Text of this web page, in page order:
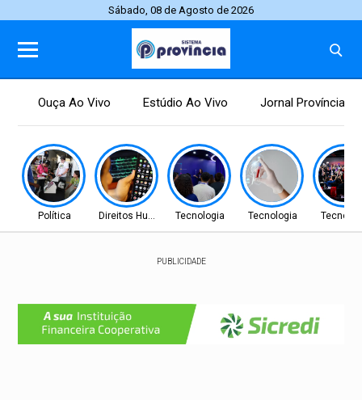
Sábado, 08 de Agosto de 2026
Ouça Ao Vivo Estúdio Ao Vivo Jornal Província
Política Direitos HumanosTecnologia Tecnologia
PUBLICIDADE